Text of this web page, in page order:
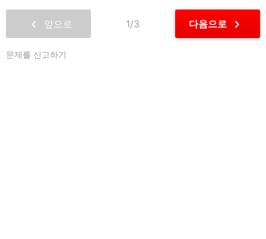
chevron_left 앞으로 1/3 다음으로 chevron_right
문제를 신고하기